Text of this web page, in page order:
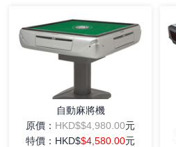
自動麻將機
原價： HKD$$4,980.00元
特價：HKD$$4,580.00元